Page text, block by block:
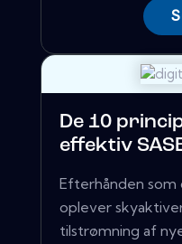
De 10
effektiv
Efterhånden
oplever
tilstrømning af